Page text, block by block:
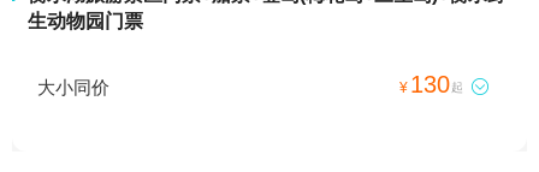
生动物园门票
大小同价 ¥ 130起 